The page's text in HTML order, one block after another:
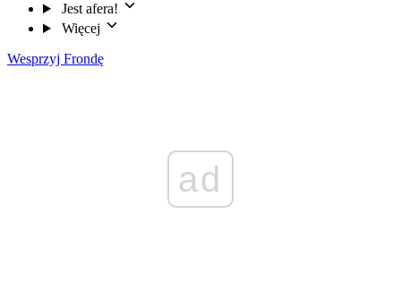
Jest afera!
Więcej
Wesprzyj Frondę
ad